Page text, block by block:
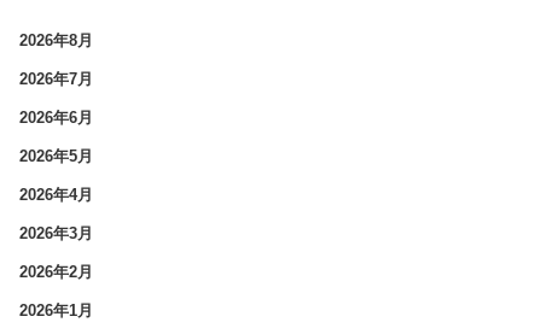
2026年8月
2026年7月
2026年6月
2026年5月
2026年4月
2026年3月
2026年2月
2026年1月